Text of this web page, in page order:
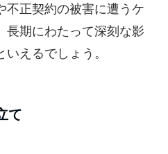
不正契約の被害に遭うケ
長期にわたって深刻な影
えるでしょう。
て